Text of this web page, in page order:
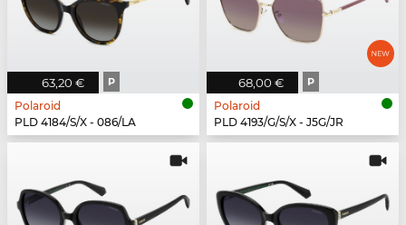
63,20 € P
Polaroid
PLD 4184/S/X - 086/LA
68,00 € P
Polaroid
PLD 4193/G/S/X - J5G/JR